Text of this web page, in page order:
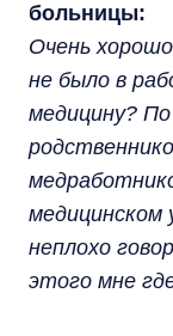
больницы:
Очень
не было в
медицину?
медицинском
неплохо
этого мне